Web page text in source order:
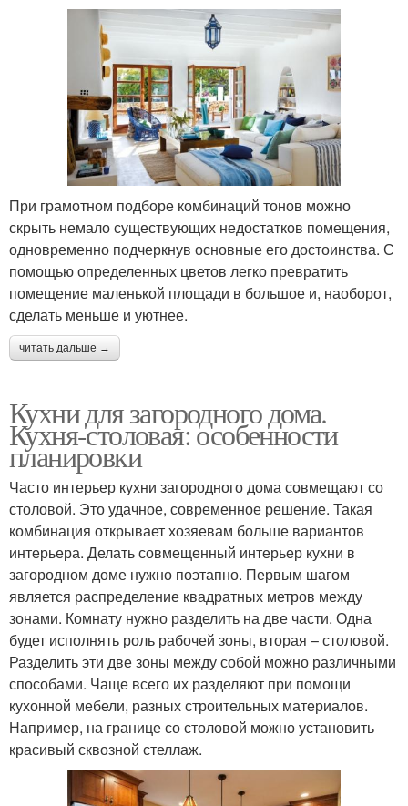
При грамотном подборе комбинаций тонов можно
скрыть немало существующих недостатков помещения,
одновременно подчеркнув основные его достоинства. С
помощью определенных цветов легко превратить
помещение маленькой площади в большое и, наоборот,
сделать меньше и уютнее.
читать дальше →
Кухни для загородного дома.
Кухня-столовая: особенности
планировки
Часто интерьер кухни загородного дома совмещают со
столовой. Это удачное, современное решение. Такая
комбинация открывает хозяевам больше вариантов
интерьера. Делать совмещенный интерьер кухни в
загородном доме нужно поэтапно. Первым шагом
является распределение квадратных метров между
зонами. Комнату нужно разделить на две части. Одна
будет исполнять роль рабочей зоны, вторая – столовой.
Разделить эти две зоны между собой можно различными
способами. Чаще всего их разделяют при помощи
кухонной мебели, разных строительных материалов.
Например, на границе со столовой можно установить
красивый сквозной стеллаж.